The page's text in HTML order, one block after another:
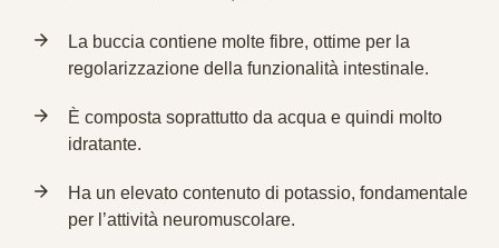
La buccia contiene molte fibre, ottime per la
regolarizzazione della funzionalità intestinale.
È composta soprattutto da acqua e quindi molto
idratante.
Ha un elevato contenuto di potassio, fondamentale
per l’attività neuromuscolare.